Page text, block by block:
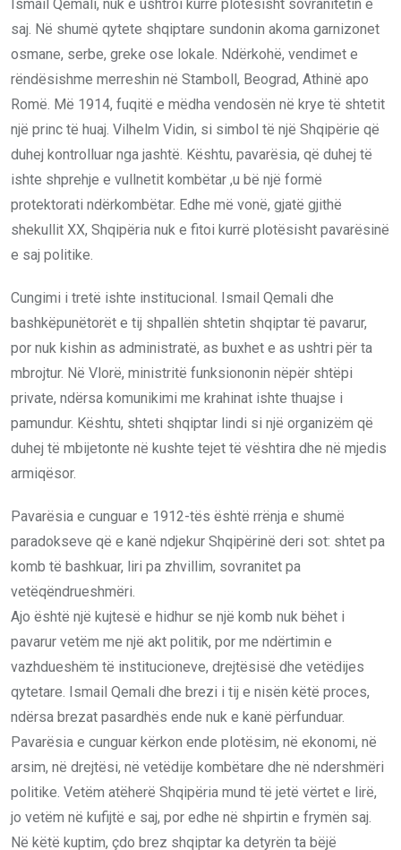
Ismail Qemali, nuk e ushtroi kurrë plotësisht sovranitetin e
saj. Në shumë qytete shqiptare sundonin akoma garnizonet
osmane, serbe, greke ose lokale. Ndërkohë, vendimet e
rëndësishme merreshin në Stamboll, Beograd, Athinë apo
Romë. Më 1914, fuqitë e mëdha vendosën në krye të shtetit
një princ të huaj. Vilhelm Vidin, si simbol të një Shqipërie që
duhej kontrolluar nga jashtë. Kështu, pavarësia, që duhej të
ishte shprehje e vullnetit kombëtar ,u bë një formë
protektorati ndërkombëtar. Edhe më vonë, gjatë gjithë
shekullit XX, Shqipëria nuk e fitoi kurrë plotësisht pavarësinë
e saj politike.
Cungimi i tretë ishte institucional. Ismail Qemali dhe
bashkëpunëtorët e tij shpallën shtetin shqiptar të pavarur,
por nuk kishin as administratë, as buxhet e as ushtri për ta
mbrojtur. Në Vlorë, ministritë funksiononin nëpër shtëpi
private, ndërsa komunikimi me krahinat ishte thuajse i
pamundur. Kështu, shteti shqiptar lindi si një organizëm që
duhej të mbijetonte në kushte tejet të vështira dhe në mjedis
armiqësor.
Pavarësia e cunguar e 1912-tës është rrënja e shumë
paradokseve që e kanë ndjekur Shqipërinë deri sot: shtet pa
komb të bashkuar, liri pa zhvillim, sovranitet pa
vetëqëndrueshmëri.
Ajo është një kujtesë e hidhur se një komb nuk bëhet i
pavarur vetëm me një akt politik, por me ndërtimin e
vazhdueshëm të institucioneve, drejtësisë dhe vetëdijes
qytetare. Ismail Qemali dhe brezi i tij e nisën këtë proces,
ndërsa brezat pasardhës ende nuk e kanë përfunduar.
Pavarësia e cunguar kërkon ende plotësim, në ekonomi, në
arsim, në drejtësi, në vetëdije kombëtare dhe në ndershmëri
politike. Vetëm atëherë Shqipëria mund të jetë vërtet e lirë,
jo vetëm në kufijtë e saj, por edhe në shpirtin e frymën saj.
Në këtë kuptim, çdo brez shqiptar ka detyrën ta bëjë